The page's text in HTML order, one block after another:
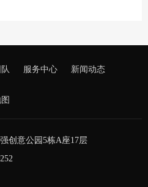
服务中心 新闻动态
创意公园5栋A座17层